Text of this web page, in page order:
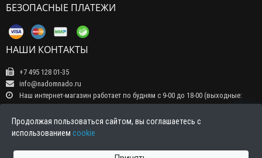
Продолжая пользоваться сайтом, вы соглашаетесь с
использованием cookie
БЕЗОПАСНЫЕ ПЛАТЕЖИ
НАШИ КОНТАКТЫ
+7 495 128 01-35
info@nadomnado.ru
Наш интернет-магазин работает по будням с 9-00 до 18-00 (выходные:
суббота, воскресенье, праздничные дни) Прием заказов на сайте -
круглосуточно, обрабатываются заказы в рабочие дни с 9-00 до 18-00
Индекс 111141, г. Москва, ул. 3-й проезд Перова поля д 4а тел.+7 495 128